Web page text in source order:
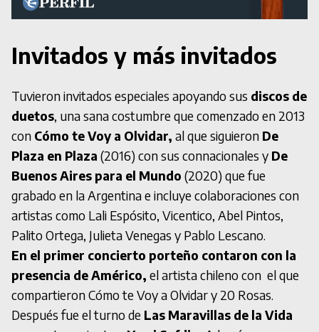
Invitados y más invitados
Tuvieron invitados especiales apoyando sus discos de
duetos, una sana costumbre que comenzado en 2013
con Cómo te Voy a Olvidar, al que siguieron De
Plaza en Plaza (2016) con sus connacionales y De
Buenos Aires para el Mundo (2020) que fue
grabado en la Argentina e incluye colaboraciones con
artistas como Lali Espósito, Vicentico, Abel Pintos,
Palito Ortega, Julieta Venegas y Pablo Lescano.
En el primer concierto porteño contaron con la
presencia de Américo, el artista chileno con el que
compartieron Cómo te Voy a Olvidar y 20 Rosas.
Después fue el turno de Las Maravillas de la Vida